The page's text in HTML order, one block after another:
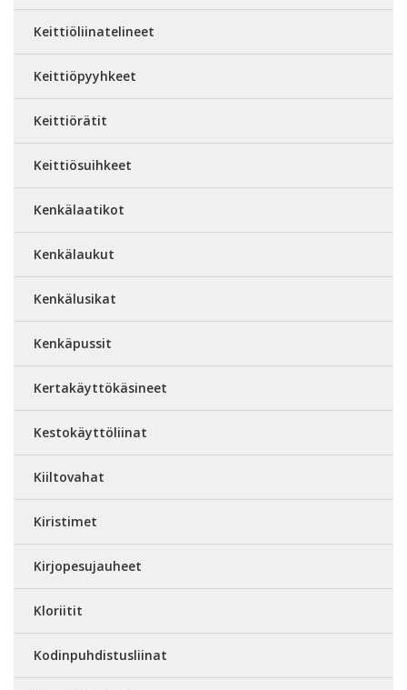
Keittiöliinatelineet
Keittiöpyyhkeet
Keittiörätit
Keittiösuihkeet
Kenkälaatikot
Kenkälaukut
Kenkälusikat
Kenkäpussit
Kertakäyttökäsineet
Kestokäyttöliinat
Kiiltovahat
Kiristimet
Kirjopesujauheet
Kloriitit
Kodinpuhdistusliinat